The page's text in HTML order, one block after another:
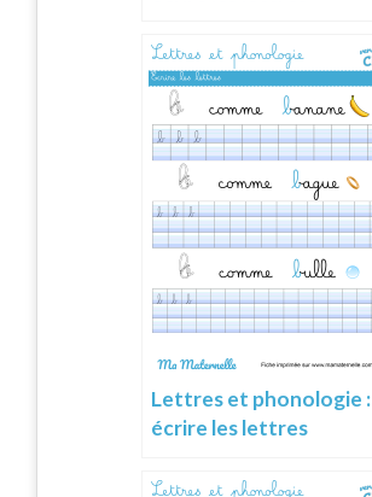
Lettres et phonologie :
écrire les lettres